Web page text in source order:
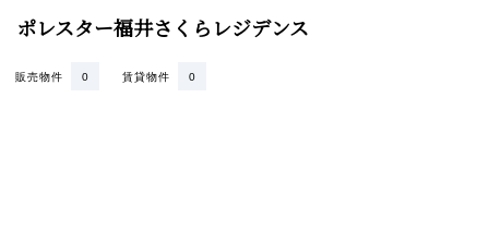
ポレスター福井さくらレジデンス
賃貸物件 0
販売物件 0